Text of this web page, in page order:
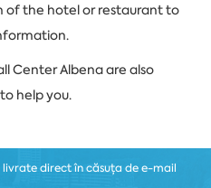
of the hotel or restaurant to
Center Albena are also
help you.
direct în căsuța de e-mail